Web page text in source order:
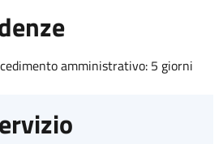
amministrativo: 5 giorni